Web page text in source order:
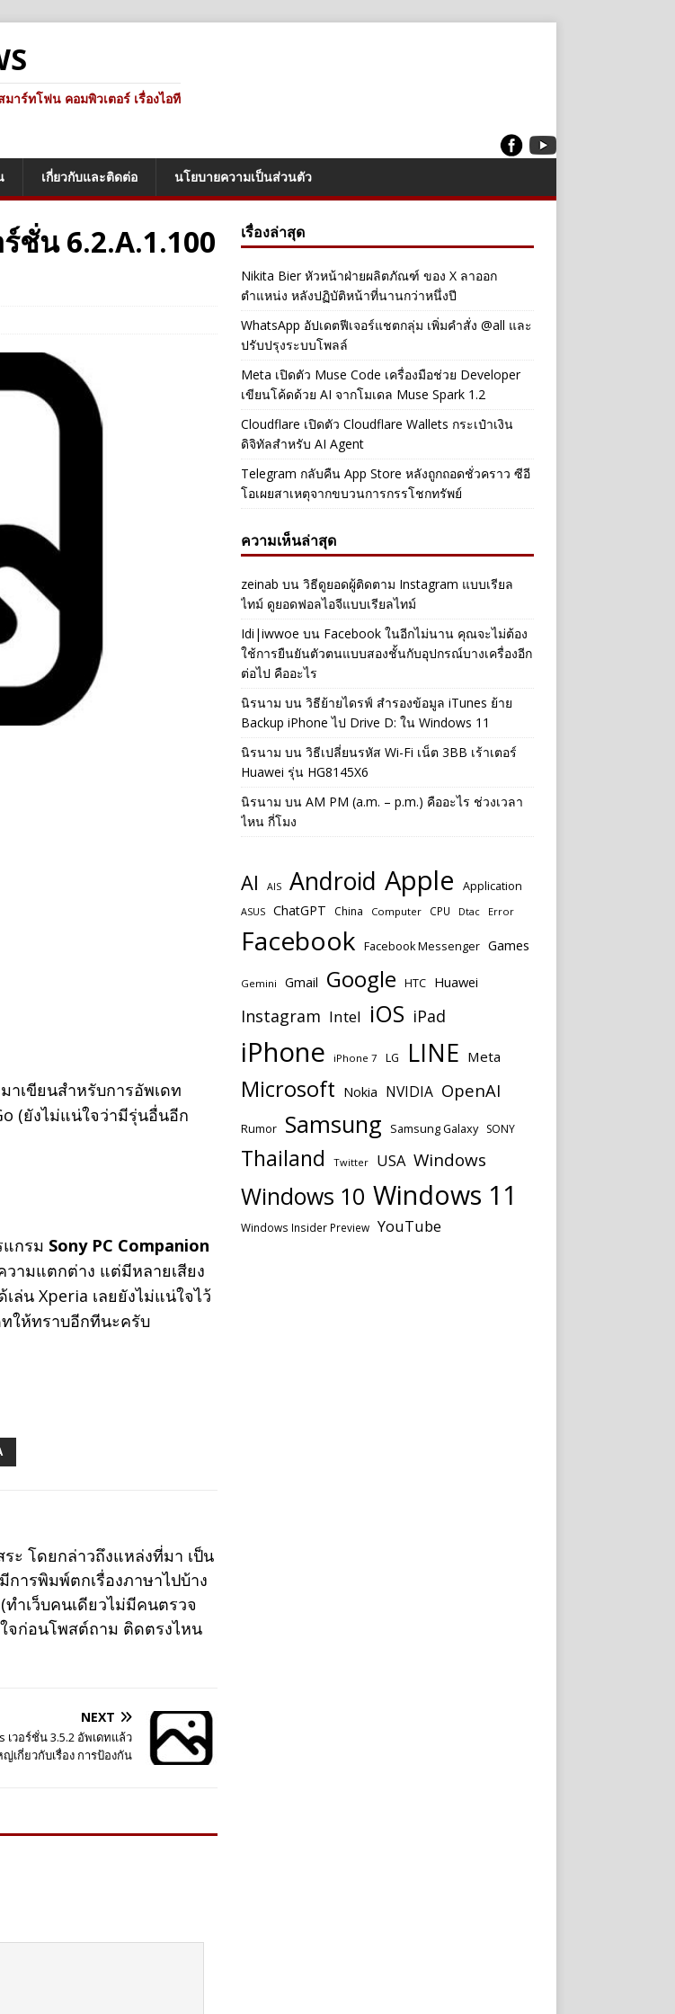
มาร์ทโฟน คอมพิวเตอร์ เรื่องไอที
เกี่ยวกับและติดต่อ นโยบายความเป็นส่วนตัว
ชั่น 6.2.A.1.100
เขียนสำหรับการอัพเดท
(ยังไม่แน่ใจว่ามีรุ่นอื่นอีก
แกรม Sony PC Companion
วามแตกต่าง แต่มีหลายเสียง
ล่น Xperia เลยยังไม่แน่ใจไว้
ทให้ทราบอีกทีนะครับ
ะ โดยกล่าวถึงแหล่งที่มา เป็น
ารพิมพ์ตกเรื่องภาษาไปบ้าง
ำเว็บคนเดียวไม่มีคนตรวจ
จก่อนโพสต์ถาม ติดตรงไหน
NEXT
เวอร์ชั่น 3.5.2 อัพเดทแล้ว
เกี่ยวกับเรื่อง การป้องกัน
เรื่องล่าสุด
Nikita Bier หัวหน้าฝ่ายผลิตภัณฑ์ ของ X ลาออก
ตำแหน่ง หลังปฏิบัติหน้าที่นานกว่าหนึ่งปี
WhatsApp อัปเดตฟีเจอร์แชตกลุ่ม เพิ่มคำสั่ง @all และ
ปรับปรุงระบบโพลล์
Meta เปิดตัว Muse Code เครื่องมือช่วย Developer
เขียนโค้ดด้วย AI จากโมเดล Muse Spark 1.2
Cloudflare เปิดตัว Cloudflare Wallets กระเป๋าเงิน
ดิจิทัลสำหรับ AI Agent
Telegram กลับคืน App Store หลังถูกถอดชั่วคราว ซีอี
โอเผยสาเหตุจากขบวนการกรรโชกทรัพย์
ความเห็นล่าสุด
zeinab บน วิธีดูยอดผู้ติดตาม Instagram แบบเรียล
ไทม์ ดูยอดฟอลไอจีแบบเรียลไทม์
Idi|iwwoe บน Facebook ในอีกไม่นาน คุณจะไม่ต้อง
ใช้การยืนยันตัวตนแบบสองชั้นกับอุปกรณ์บางเครื่องอีก
ต่อไป คืออะไร
นิรนาม บน วิธีย้ายไดรฟ์ สำรองข้อมูล iTunes ย้าย
Backup iPhone ไป Drive D: ใน Windows 11
นิรนาม บน วิธีเปลี่ยนรหัส Wi-Fi เน็ต 3BB เร้าเตอร์
Huawei รุ่น HG8145X6
นิรนาม บน AM PM (a.m. – p.m.) คืออะไร ช่วงเวลา
ไหน กี่โมง
AI AIS Android Apple Application
ASUS ChatGPT China Computer CPU Dtac Error
Facebook Facebook Messenger Games
Gemini Gmail Google HTC Huawei
Instagram Intel iOS iPad
iPhone iPhone 7 LG LINE Meta
Microsoft Nokia NVIDIA OpenAI
Rumor Samsung Samsung Galaxy SONY
Thailand Twitter USA Windows
Windows 10 Windows 11
Windows Insider Preview YouTube